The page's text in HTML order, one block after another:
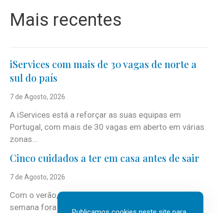
Mais recentes
iServices com mais de 30 vagas de norte a
sul do país
7 de Agosto, 2026
A iServices está a reforçar as suas equipas em
Portugal, com mais de 30 vagas em aberto em várias
zonas...
Cinco cuidados a ter em casa antes de sair
7 de Agosto, 2026
Com o verão, chegam também as férias, os fins-de-
semana fora e os dias em que a casa fica mais